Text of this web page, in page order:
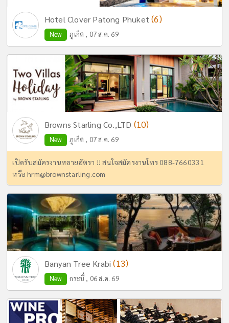
Hotel Clover Patong Phuket(6)
New ภูเก็ต , 07 ส.ค. 69
Browns Starling Co.,LTD (10)
New ภูเก็ต , 07 ส.ค. 69
เปิดรับสมัครงานหลายอัตรา !! สนใจสมัครงานโทร 088-7660331
หรือhrm@brownstarling.com
Banyan Tree Krabi(13)
New กระบี่ , 06 ส.ค. 69